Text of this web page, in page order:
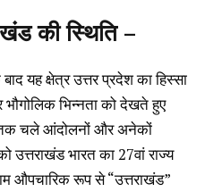
की स्थिति –
यह क्षेत्र उत्तर प्रदेश का हिस्सा
भिन्नता को देखते हुए
तक चले आंदोलनों और अनेकों
उत्तराखंड भारत का 27वां राज्य
औपचारिक रूप से “उत्तराखंड”